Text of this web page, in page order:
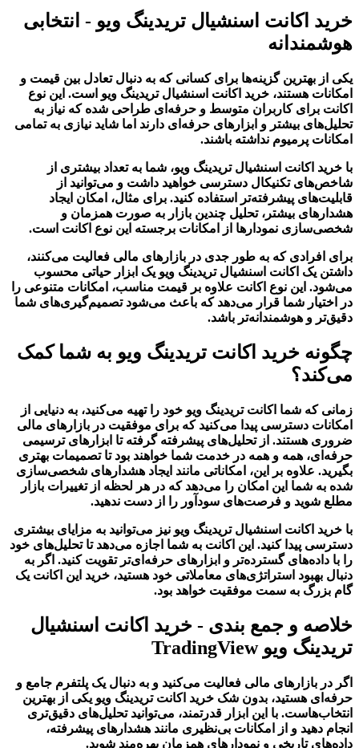
خرید اکانت اسنشیال تریدینگ ویو - انتخابی
هوشمندانه
یکی از بهترین گزینه‌ها برای کسانی که به دنبال تعادل بین قیمت و
امکانات هستند، خرید اکانت اسنشیال تریدینگ ویو است. این نوع
اکانت برای کاربران متوسط و حرفه‌ای طراحی شده که نیاز به
تحلیل‌های بیشتر و ابزارهای حرفه‌ای دارند اما شاید نیازی به تمامی
امکانات پرمیوم نداشته باشند.
با خرید اکانت اسنشیال تریدینگ ویو، شما به تعداد بیشتری از
شاخص‌های تکنیکال دسترسی خواهید داشت و می‌توانید از
قابلیت‌های پیشرفته‌تر استفاده کنید. برای مثال، امکان ایجاد
هشدارهای بیشتر، تحلیل چندین بازار به صورت همزمان و
شخصی‌سازی نمودارها از امکانات برجسته این نوع اکانت است.
برای افرادی که به طور جدی در بازارهای مالی فعالیت می‌کنند،
داشتن یک اکانت اسنشیال تریدینگ ویو یک ابزار حیاتی محسوب
می‌شود. این نوع اکانت علاوه بر قیمت مناسب، امکانات متنوعی را
در اختیار شما قرار می‌دهد که باعث می‌شود تصمیم‌گیری‌های شما
دقیق‌تر و هوشمندانه‌تر باشد.
چگونه خرید اکانت تریدینگ ویو به شما کمک
می‌کند؟
زمانی که شما اکانت تریدینگ ویو خود را تهیه می‌کنید، به دنیایی از
امکانات دسترسی پیدا می‌کنید که برای موفقیت در بازارهای مالی
ضروری هستند. از تحلیل‌های پیشرفته گرفته تا ابزارهای ترسیمی
حرفه‌ای، همه و همه در خدمت شما خواهند بود تا تصمیمات بهتری
بگیرید. علاوه بر این، امکاناتی مانند ایجاد هشدارهای شخصی‌سازی
شده به شما این امکان را می‌دهد که در هر لحظه از تغییرات بازار
مطلع شوید و فرصت‌های سودآور را از دست ندهید.
با خرید اکانت اسنشیال تریدینگ ویو نیز می‌توانید به مزایای بیشتری
دسترسی پیدا کنید. این اکانت به شما اجازه می‌دهد تا تحلیل‌های خود
را با داده‌های گسترده‌تر و ابزارهای حرفه‌ای‌تر تقویت کنید. اگر به
دنبال بهبود استراتژی‌های معاملاتی خود هستید، خرید این اکانت یک
گام بزرگ به سمت موفقیت خواهد بود.
خلاصه و جمع بندی - خرید اکانت اسنشیال
تریدینگ ویو TradingView
اگر در بازارهای مالی فعالیت می‌کنید و به دنبال یک پلتفرم جامع و
حرفه‌ای هستید، بدون شک خرید اکانت تریدینگ ویو یکی از بهترین
انتخاب‌هاست. با این ابزار قدرتمند، می‌توانید تحلیل‌های دقیق‌تری
انجام دهید و از امکانات بی‌نظیری مانند هشدارهای پیشرفته،
داده‌های تاریخی و نمودارهای همزمان بهره‌مند شوید.